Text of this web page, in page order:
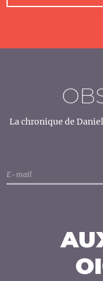
La chronique de